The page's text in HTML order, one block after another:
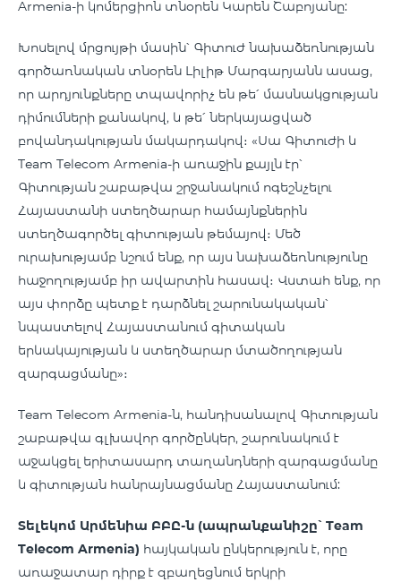
Armenia-ի կոմերցիոն տնօրեն Կարեն Շաբոյանը:
Խոսելով մրցույթի մասին՝ Գիտուժ նախաձեռնության
գործառնական տնօրեն Լիլիթ Մարգարյանն ասաց,
որ արդյունքները տպավորիչ են թե՛ մասնակցության
դիմումների քանակով, և թե՛ ներկայացված
բովանդակության մակարդակով։ «Սա Գիտուժի և
Team Telecom Armenia-ի առաջին քայլն էր՝
Գիտության շաբաթվա շրջանակում ոգեշնչելու
Հայաստանի ստեղծարար համայնքներին
ստեղծագործել գիտության թեմայով։ Մեծ
ուրախությամբ նշում ենք, որ այս նախաձեռնությունը
հաջողությամբ իր ավարտին հասավ։ Վստահ ենք, որ
այս փորձը պետք է դարձնել շարունակական՝
նպաստելով Հայաստանում գիտական
երևակայության և ստեղծարար մտածողության
զարգացմանը»։
Team Telecom Armenia-ն, հանդիսանալով Գիտության
շաբաթվա գլխավոր գործընկեր, շարունակում է
աջակցել երիտասարդ տաղանդների զարգացմանը
և գիտության հանրայնացմանը Հայաստանում:
Տելեկոմ Արմենիա ԲԲԸ-ն (ապրանքանիշը՝ Team
Telecom Armenia) հայկական ընկերություն է, որը
առաջատար դիրք է զբաղեցնում երկրի